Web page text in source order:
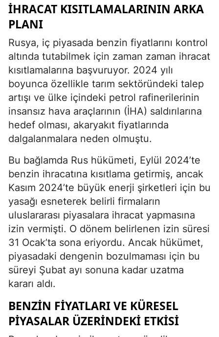
İHRACAT KISITLAMALARININ ARKA
PLANI
Rusya, iç piyasada benzin fiyatlarını kontrol
altında tutabilmek için zaman zaman ihracat
kısıtlamalarına başvuruyor. 2024 yılı
boyunca özellikle tarım sektöründeki talep
artışı ve ülke içindeki petrol rafinerilerinin
insansız hava araçlarının (İHA) saldırılarına
hedef olması, akaryakıt fiyatlarında
dalgalanmalara neden olmuştu.
Bu bağlamda Rus hükümeti, Eylül 2024’te
benzin ihracatına kısıtlama getirmiş, ancak
Kasım 2024’te büyük enerji şirketleri için bu
yasağı esneterek belirli firmaların
uluslararası piyasalara ihracat yapmasına
izin vermişti. O dönem belirlenen izin süresi
31 Ocak’ta sona eriyordu. Ancak hükümet,
piyasadaki dengenin bozulmaması için bu
süreyi Şubat ayı sonuna kadar uzatma
kararı aldı.
BENZIN FIYATLARI VE KÜRESEL
PIYASALAR ÜZERINDEKI ETKISI